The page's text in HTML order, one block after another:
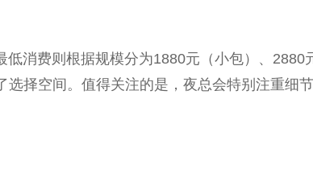
消费则根据规模分为1880元（小包）、2880
择空间。值得关注的是，夜总会特别注重细